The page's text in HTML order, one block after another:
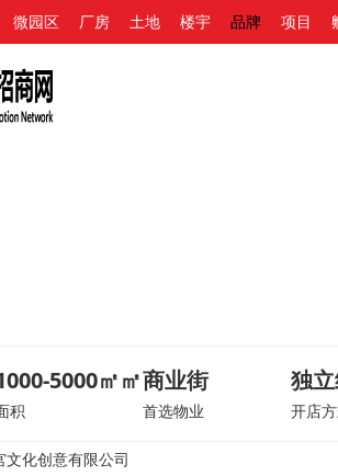
微园区 厂房 土地 楼宇 品牌 项目
5000㎡㎡
积
商业街
首选物业
独
开店
文化创意有限公司